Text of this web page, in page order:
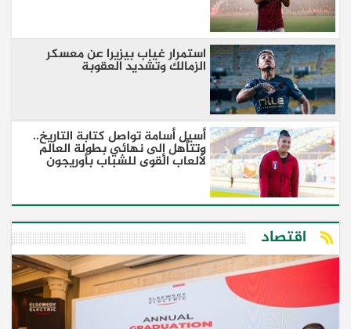
استمرار غياب بيزيرا عن معسكر
الزمالك وتشديد العقوبة
أسيل أسامة تواصل كتابة التاريخ..
وتتأهل إلى نهائي بطولة العالم
لألعاب القوى للشباب بأوريجون
اقتصاد